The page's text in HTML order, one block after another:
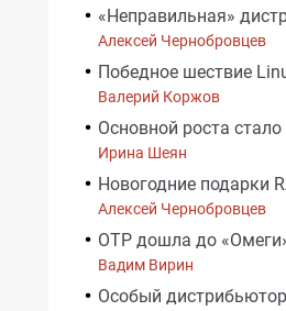
«Неправильная»
Алексей Чернобровцев
Победное шествие
Валерий Коржов
Основной роста
Ирина Шеян
Новогодние подарки
Алексей Чернобровцев
ОТР дошла до
Вадим Вирин
Особый дистрибьютор